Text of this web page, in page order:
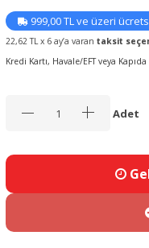
999,00 TL ve üzeri
22,62 TL x 6 ay’a varan taksit
Kredi Kartı, Havale/EFT veya
Adet